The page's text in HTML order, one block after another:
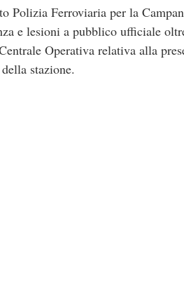
Polizia Ferroviaria per la
e lesioni a pubblico ufficiale
Operativa relativa alla
stazione.